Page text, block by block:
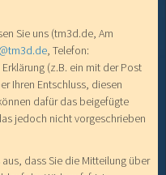
Sie uns (tm3d.de, Am
, Telefon:
(z.B. ein mit der Post
Ihren Entschluss, diesen
dafür das beigefügte
jedoch nicht vorgeschrieben
dass Sie die Mitteilung über